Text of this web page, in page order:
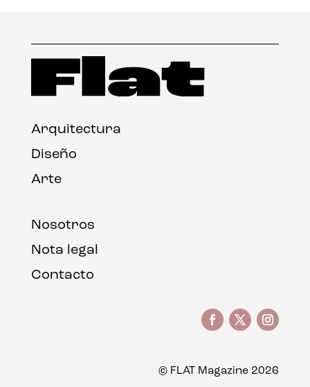
Arquitectura
Diseño
Arte
Nosotros
Nota legal
Contacto
© FLAT Magazine 2026